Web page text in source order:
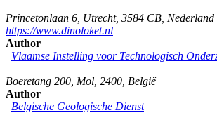
Princetonlaan 6 Utrecht, 3584 CB Nederland
https://www.dinoloket.nl
Author
Vlaamse Instelling voor Technologisch
Boeretang 200 Mol 2400 België
Author
Belgische Geologische Dienst